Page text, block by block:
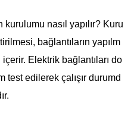
nasıl yapılır? Kuru
bağlantıların yapılm
içerir. Elektrik bağlantıları do
test edilerek çalışır durumd